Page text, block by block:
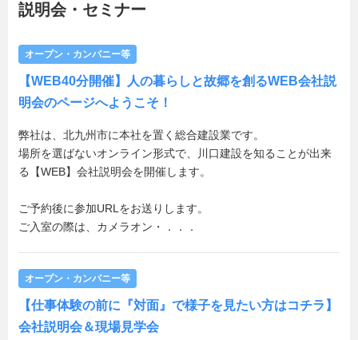
説明会・セミナー
オープン・カンパニー等
【WEB40分開催】人の暮らしと故郷を創るWEB会社説
明会のページへようこそ！
弊社は、北九州市に本社を置く総合建設業です。
場所を選ばないオンライン形式で、川口建設を知ることが出来
る【WEB】会社説明会を開催します。
ご予約後に参加URLをお送りします。
ご入室の際は、カメラオン・．．．
オープン・カンパニー等
【仕事体験の前に『対面』で様子を見たい方はコチラ】
会社説明会＆現場見学会